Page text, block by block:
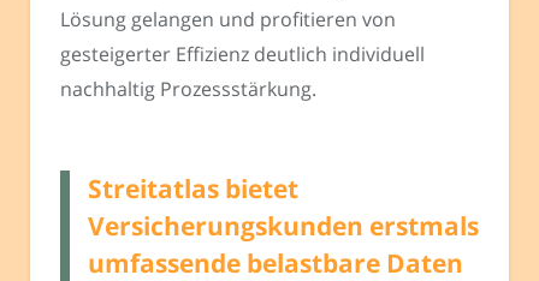
Lösung gelangen und profitieren von
gesteigerter Effizienz deutlich individuell
nachhaltig Prozessstärkung.
Streitatlas bietet
Versicherungskunden erstmals
umfassende belastbare Daten